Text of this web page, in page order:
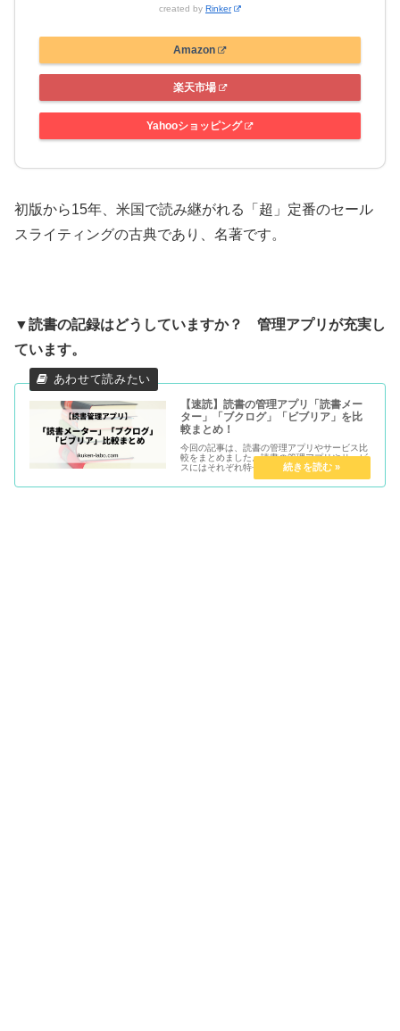
created by Rinker
Amazon
楽天市場
Yahooショッピング
初版から15年、米国で読み継がれる「超」定番のセール
スライティングの古典であり、名著です。
▼読書の記録はどうしていますか？ 管理アプリが充実し
ています。
【速読】読書の管理アプリ「読書メー
ター」「ブクログ」「ビブリア」を比
較まとめ！
今回の記事は、読書の管理アプリやサービス比
較をまとめました。読書の管理アプリやサービ
スにはそれぞれ特長があり、目的や好みにあわ
せて選ぶことできるほど、選択肢が豊富です。
私は、速読生活になって増えてきた読書量を整